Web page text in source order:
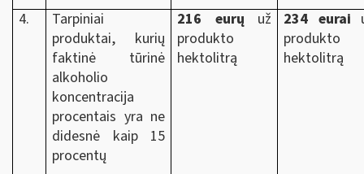
4.
Tarpiniai
produktai, kurių
faktinė tūrinė
alkoholio
koncentracija
procentais yra ne
didesnė kaip 15
procentų
216 eurų už
produkto
hektolitrą
234 eurai
produkto
hektolitrą